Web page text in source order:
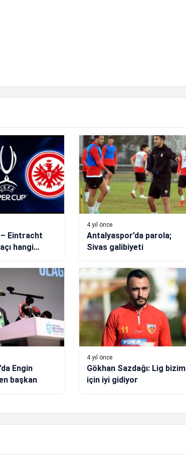
Eintracht
hangi
4 yıl önce
Antalyaspor’da parola;
Sivas galibiyeti
Engin
başkan
4 yıl önce
Gökhan Sazdağı: Lig bizim
için iyi gidiyor